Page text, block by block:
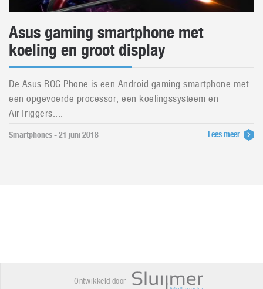
Asus gaming smartphone met
koeling en groot display
De Asus ROG Phone is een Android gaming smartphone met
een opgevoerde processor, een koelingssysteem en
AirTriggers....
Smartphones - 21 juni 2018 Lees meer
Ontwikkeld door